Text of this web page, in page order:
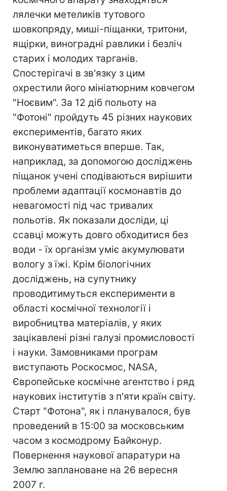
лялечки метеликів тутового
шовкопряду, миші-піщанки, тритони,
ящірки, виноградні равлики і безліч
старих і молодих тарганів.
Спостерігачі в зв'язку з цим
охрестили його мініатюрним ковчегом
"Ноєвим". За 12 діб польоту на
"Фотоні" пройдуть 45 різних наукових
експериментів, багато яких
виконуватиметься вперше. Так,
наприклад, за допомогою досліджень
піщанок учені сподіваються вирішити
проблеми адаптації космонавтів до
невагомості під час тривалих
польотів. Як показали досліди, ці
ссавці можуть довго обходитися без
води - їх організм уміє акумулювати
вологу з їжі. Крім біологічних
досліджень, на супутнику
проводитимуться експерименти в
області космічної технології і
виробництва матеріалів, у яких
зацікавлені різні галузі промисловості
і науки. Замовниками програм
виступають Роскосмос, NASA,
Європейське космічне агентство і ряд
наукових інститутів з п'яти країн світу.
Старт "Фотона", як і планувалося, був
проведений в 15:00 за московським
часом з космодрому Байконур.
Повернення наукової апаратури на
Землю заплановане на 26 вересня
2007 г.